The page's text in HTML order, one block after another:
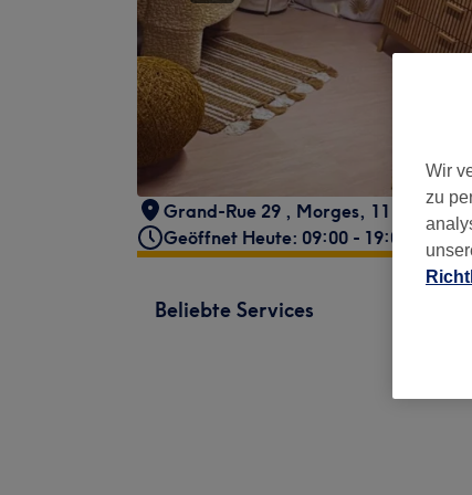
Grand-Rue 29 , Morges, 1110
Geöffnet Heute: 09:00 - 19:00
Beliebte Services
Wir
zu